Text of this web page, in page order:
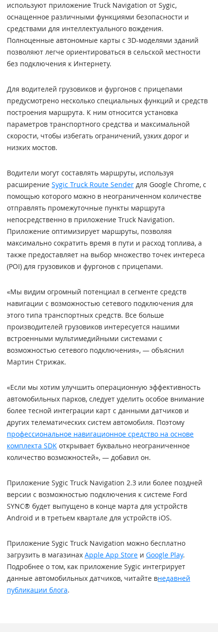
используют приложение Truck Navigation от Sygic,
оснащенное различными функциями безопасности и
средствами для интеллектуального вождения.
Полноценные автономные карты с 3D-моделями зданий
позволяют легче ориентироваться в сельской местности
без подключения к Интернету.
Для водителей грузовиков и фургонов с прицепами
предусмотрено несколько специальных функций и средств
построения маршрута. К ним относится установка
параметров транспортного средства и максимальной
скорости, чтобы избегать ограничений, узких дорог и
низких мостов.
Водители могут составлять маршруты, используя
расширение Sygic Truck Route Sender для Google Chrome, с
помощью которого можно в неограниченном количестве
отправлять промежуточные пункты маршрута
непосредственно в приложение Truck Navigation.
Приложение оптимизирует маршруты, позволяя
максимально сократить время в пути и расход топлива, а
также предоставляет на выбор множество точек интереса
(POI) для грузовиков и фургонов с прицепами.
«Мы видим огромный потенциал в сегменте средств
навигации с возможностью сетевого подключения для
этого типа транспортных средств. Все больше
производителей грузовиков интересуется нашими
встроенными мультимедийными системами с
возможностью сетевого подключения», — объяснил
Мартин Стрижак.
«Если мы хотим улучшить операционную эффективность
автомобильных парков, следует уделить особое внимание
более тесной интеграции карт с данными датчиков и
других телематических систем автомобиля. Поэтому
профессиональное навигационное средство на основе
комплекта SDK открывает буквально неограниченное
количество возможностей», — добавил он.
Приложение Sygic Truck Navigation 2.3 или более поздней
версии с возможностью подключения к системе Ford
SYNC® будет выпущено в конце марта для устройств
Android и в третьем квартале для устройств iOS.
Приложение Sygic Truck Navigation можно бесплатно
загрузить в магазинах Apple App Store и Google Play.
Подробнее о том, как приложение Sygic интегрирует
данные автомобильных датчиков, читайте внедавней
публикации блога.